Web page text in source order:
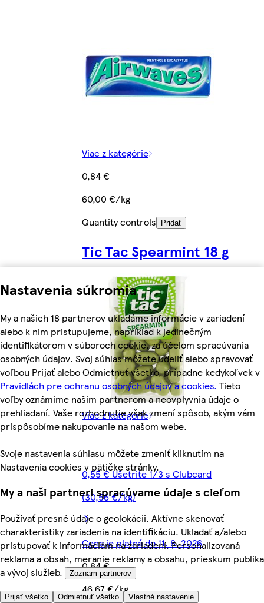
Nastavenia súkromia
My a našich 18 partnerov ukladáme informácie v zariadení
alebo k nim pristupujeme, napríklad k jedinečným
identifikátorom v súboroch cookie, za účelom spracúvania
osobných údajov. Svoj súhlas môžete udeliť alebo spravovať
voľbou Prijať alebo Odmietnuť všetko, prípadne kedykoľvek v
Pravidlách pre ochranu osobných údajov a cookies. Tieto
voľby oznámime našim partnerom a neovplyvnia údaje o
prehliadaní. Vaše rozhodnutie však zmení spôsob, akým vám
prispôsobíme nakupovanie na našom webe.
Svoje nastavenia súhlasu môžete zmeniť kliknutím na
Nastavenia cookies v pätičke stránky.
My a naši partneri spracúvame údaje s cieľom
Používať presné údaje o geolokácii. Aktívne skenovať
charakteristiky zariadenia na identifikáciu. Ukladať a/alebo
pristupovať k informáciám na zariadení. Personalizovaná
reklama a obsah, meranie reklamy a obsahu, prieskum publika
a vývoj služieb.
Zoznam partnerov
Prijať všetko Odmietnuť všetko Vlastné nastavenie
Viac z kategórie
0,84 €
60,00 €/kg
Quantity controls
Pridať
Tic Tac Spearmint 18 g
Viac z kategórie
0,55 € Ušetrite 1/3 s Clubcard
(30,56 €/kg)
Cena je platná do 11. 8. 2026
0,84 €
46,67 €/kg